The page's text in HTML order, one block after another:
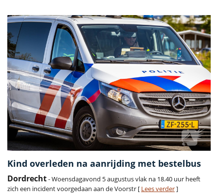
Kind overleden na aanrijding met bestelbus
Dordrecht- Woensdagavond 5 augustus vlak na 18.40 uur heeft
zich een incident voorgedaan aan de Voorstr [ Lees verder]